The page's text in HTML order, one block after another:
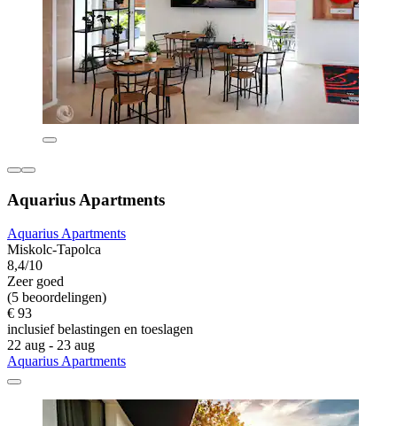
Aquarius Apartments
Aquarius Apartments
Miskolc-Tapolca
8,4/10
Zeer goed
(5 beoordelingen)
€ 93
inclusief belastingen en toeslagen
22 aug - 23 aug
Aquarius Apartments